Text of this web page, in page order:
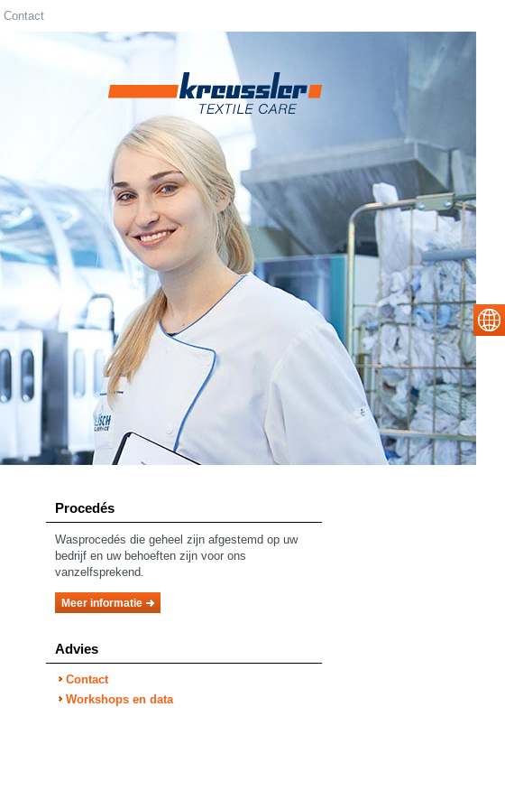
Contact
Procedés
Wasprocedés die geheel zijn afgestemd op uw
bedrijf en uw behoeften zijn voor ons
vanzelfsprekend.
Meer informatie
Advies
Contact
Workshops en data
select language